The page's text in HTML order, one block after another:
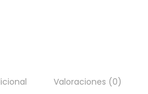
Valoraciones (0)